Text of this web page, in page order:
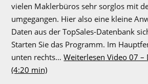
vielen Maklerbüros sehr sorglos mit
umgegangen. Hier also eine kleine
Daten aus der TopSales-Datenbank
Starten Sie das Programm. Im
unten rechts…Weiterlesen Video 07 –
(4:20 min)